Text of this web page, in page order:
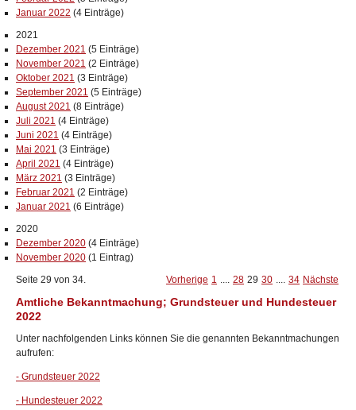
Januar 2022 (4 Einträge)
2021
Dezember 2021 (5 Einträge)
November 2021 (2 Einträge)
Oktober 2021 (3 Einträge)
September 2021 (5 Einträge)
August 2021 (8 Einträge)
Juli 2021 (4 Einträge)
Juni 2021 (4 Einträge)
Mai 2021 (3 Einträge)
April 2021 (4 Einträge)
März 2021 (3 Einträge)
Februar 2021 (2 Einträge)
Januar 2021 (6 Einträge)
2020
Dezember 2020 (4 Einträge)
November 2020 (1 Eintrag)
Seite 29 von 34.
Vorherige 1 .... 28 29 30 .... 34 Nächste
Amtliche Bekanntmachung; Grundsteuer und Hundesteuer
2022
Unter nachfolgenden Links können Sie die genannten Bekanntmachungen
aufrufen:
- Grundsteuer 2022
- Hundesteuer 2022